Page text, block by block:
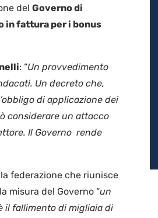
del Governo di
in fattura per i bonus
: “Un provvedimento
Un decreto che,
di applicazione dei
considerare un attacco
Il Governo rende
federazione che riunisce
misura del Governo “un
il fallimento di migliaia di